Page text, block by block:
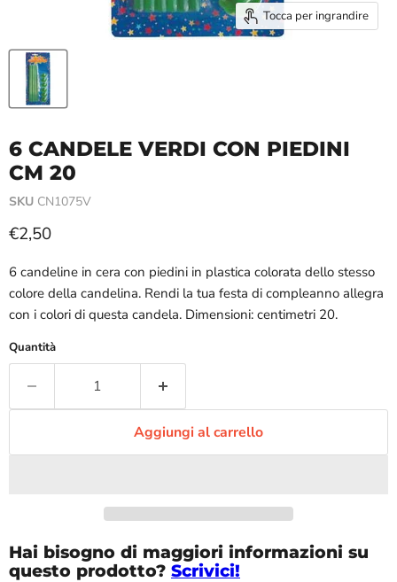
Tocca per ingrandire
6 CANDELE VERDI CON PIEDINI
CM 20
SKU CN1075V
Prezzo attuale
€2,50
6 candeline in cera con piedini in plastica colorata dello stesso
colore della candelina. Rendi la tua festa di compleanno allegra
con i colori di questa candela. Dimensioni: centimetri 20.
Quantità
Aggiungi al carrello
Hai bisogno di maggiori informazioni su
questo prodotto? Scrivici!